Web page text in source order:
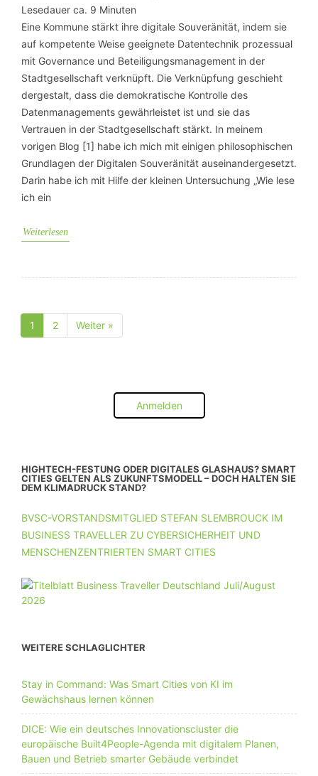
Lesedauer ca. 9 Minuten
Eine Kommune stärkt ihre digitale Souveränität, indem sie
auf kompetente Weise geeignete Datentechnik prozessual
mit Governance und Beteiligungsmanagement in der
Stadtgesellschaft verknüpft. Die Verknüpfung geschieht
dergestalt, dass die demokratische Kontrolle des
Datenmanagements gewährleistet ist und sie das
Vertrauen in der Stadtgesellschaft stärkt. In meinem
vorigen Blog [1] habe ich mich mit einigen philosophischen
Grundlagen der Digitalen Souveränität auseinandergesetzt.
Darin habe ich mit Hilfe der kleinen Untersuchung „Wie lese
ich ein
Weiterlesen
Seite
1 Seite
2 Weiter »
Anmelden
HIGHTECH-FESTUNG ODER DIGITALES GLASHAUS? SMART
CITIES GELTEN ALS ZUKUNFTSMODELL – DOCH HALTEN SIE
DEM KLIMADRUCK STAND?
BVSC-VORSTANDSMITGLIED STEFAN SLEMBROUCK IM
BUSINESS TRAVELLER ZU CYBERSICHERHEIT UND
MENSCHENZENTRIERTEN SMART CITIES
WEITERE SCHLAGLICHTER
Stay in Command: Was Smart Cities von KI im
Gewächshaus lernen können
DICE: Wie ein deutsches Innovationscluster die
europäische Built4People-Agenda mit digitalem Planen,
Bauen und Betrieb smarter Gebäude verbindet